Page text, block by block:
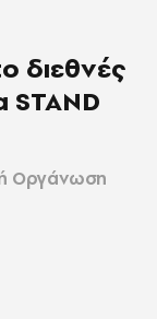
διεθνές
STAND
Οργάνωση